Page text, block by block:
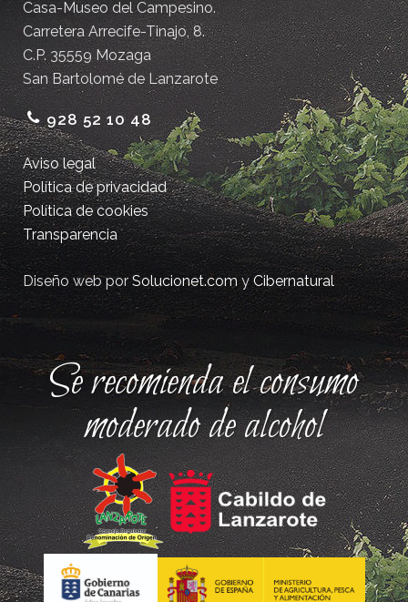
Casa-Museo del Campesino.
Carretera Arrecife-Tinajo, 8.
C.P. 35559 Mozaga
San Bartolomé de Lanzarote
928 52 10 48
Aviso legal
Política de privacidad
Política de cookies
Transparencia
Diseño web porSolucionet.comyCibernatural
Se recomienda el consumo
moderado de alcohol